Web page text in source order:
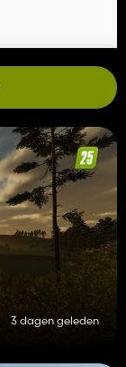
3 dagen geleden